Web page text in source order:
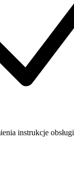
instrukcje obsługi